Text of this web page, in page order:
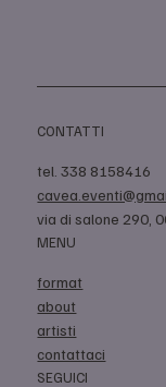
CONTATTI
tel. 338 8158416
via di salone 290,
MENU
format
about
artisti
contattaci
SEGUICI